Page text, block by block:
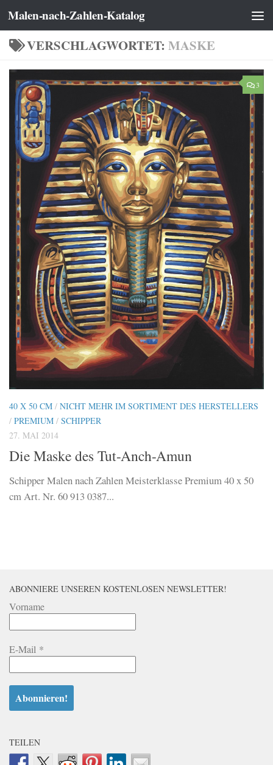
Zum Inhalt springen
Malen-nach-Zahlen-Katalog
VERSCHLAGWORTET: MASKE
3
40 X 50 CM / NICHT MEHR IM SORTIMENT DES HERSTELLERS
/ PREMIUM / SCHIPPER
27. MAI 2014
Die Maske des Tut-Anch-Amun
Schipper Malen nach Zahlen Meisterklasse Premium 40 x 50
cm Art. Nr. 60 913 0387...
ABONNIERE UNSEREN KOSTENLOSEN NEWSLETTER!
Vorname
E-Mail *
TEILEN